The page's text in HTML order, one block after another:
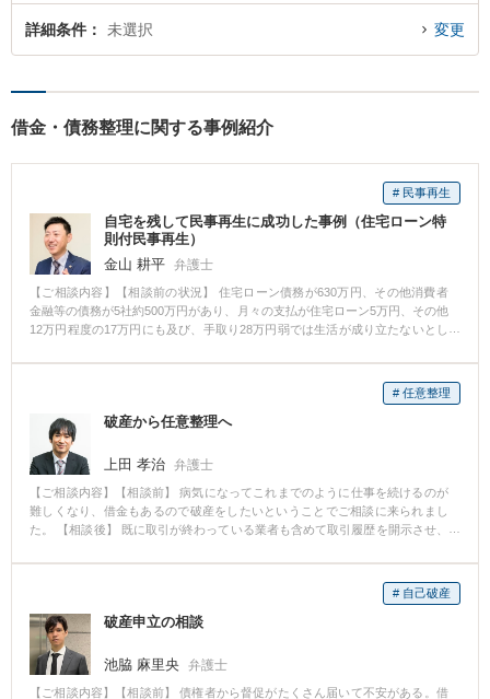
詳細条件 未選択 変更
借金・債務整理に関する事例紹介
# 民事再生
自宅を残して民事再生に成功した事例（住宅ローン特
則付民事再生）
金山 耕平 弁護士
【ご相談内容】【相談前の状況】 住宅ローン債務が630万円、その他消費者
金融等の債務が5社約500万円があり、月々の支払が住宅ローン5万円、その他
12万円程度の17万円にも及び、手取り28万円弱では生活が成り立たないとし
げたいので絶対に失いたくないとのご希望でした。 【解決への流れ】 自宅を
残したいとご希望ですので、破産という選択肢を採ることが出来ず民事再生
を行うことにしました。 民事再生は、上記の程度の負債であれば基本的に債
務を5分の1に減額する手続ですが、破産手続との均衡から保有資産を金銭評
価した金額を最低限支払わなければなりません（精算価値保証原則）。 その
ため、保有資産が債務額の5分の1を超える場合保有資産の評価相当額を弁済
する必要があります。 これは、破産すれば保有資産は債権者に配当されるの
に、民事再生で保有資産の評価相当額も弁済されないのは不当だという理屈
からです。 依頼者のケースの問題点は、自宅土地建物の固定資産評価額が65
0万円あり、一般的に不動産の実勢価格は固定資産評価額の1．3倍とされてい
円からローン残額630万円を差引いた220万円を手続上支払わなくてはなら
ず、さらに時価75万円の自動車もあったことから300万円以上の近い弁済が必
要となりあまり債務が圧縮できない可能性がありました。 そこで、弁護士が
依頼者の方にお願いして兎に角様々な不動産業者をあたって見積もりを取得
して頂くとともに、弁護士が見積書を出して頂いた査定業者と連絡を取って
# 任意整理
破産から任意整理へ
上田 孝治 弁護士
【ご相談内容】【相談前】 病気になってこれまでのように仕事を続けるのが
難しくなり、借金もあるので破産をしたいということでご相談に来られまし
た。 【相談後】 既に取引が終わっている業者も含めて取引履歴を開示させ、
ました。 また、残債が残る債権についても、回収した過払金から支払がで
き、結局、破産をせずに任意整理で終了することができました。 【先生のコ
メント】 特に高齢の方については過去の取引も含めた精査が重要です。 ま
た、任意整理をして終わりではなく、依頼者の方の信用情報にも配慮して手
続を進めていくことを心がけています。
# 自己破産
破産申立の相談
池脇 麻里央 弁護士
【ご相談内容】【相談前】 債権者から督促がたくさん届いて不安がある。借